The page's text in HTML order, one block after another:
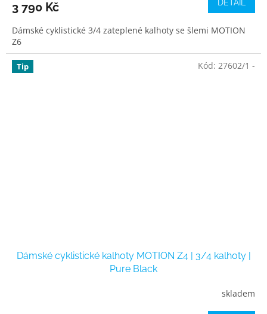
3 790 Kč DETAIL
Dámské cyklistické 3/4 zateplené kalhoty se šlemi MOTION
Z6
Tip
Dámské cyklistické kalhoty MOTION Z4 | 3/4 kalhoty |
Pure Black
skladem
Kód: 27602/1 -